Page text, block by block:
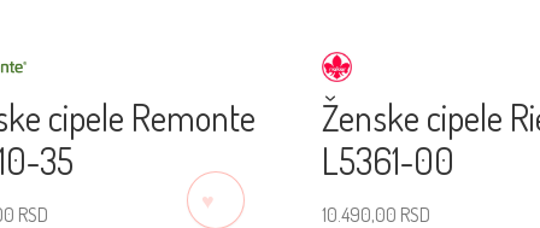
cipele Remonte
35
RSD
Ženske cipele
L5361-00
10.490,00 RSD